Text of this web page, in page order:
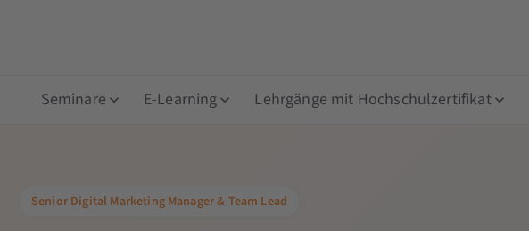
Seminare E-Learning Lehrgänge mit Hochschulzertifikat
Senior Digital Marketing Manager & Team Lead